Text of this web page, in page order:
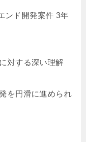
ンド開発案件 3年
対する深い理解
を円滑に進められ